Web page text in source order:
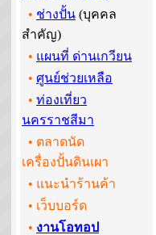
• ช่างปั้น (บุคคล
สำคัญ)
• แผนที่ ด่านเกวียน
• ศูนย์ช่วยเหลือ
• ท่องเที่ยว
นครราชสีมา
• ตลาดนัด
เครื่องปั้นดินเผา
• แนะนำร้านค้า
• เว็บบอร์ด
• งานโอทอป